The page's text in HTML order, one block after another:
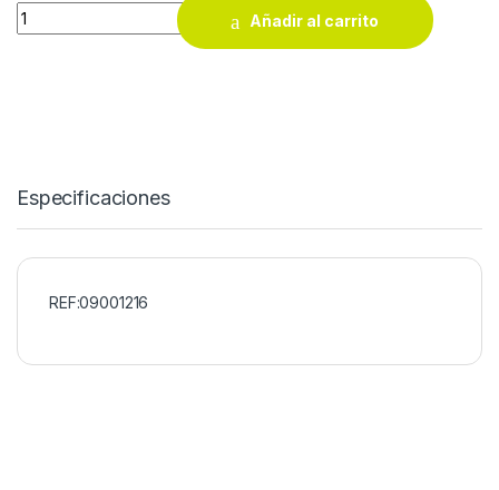
Taburete giratorio de PVC con ruedas autofrenantes Steppy
Añadir al carrito
Especificaciones
REF:09001216